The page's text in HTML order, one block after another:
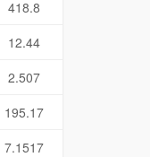
418.8
12.44
2.507
195.17
7.1517